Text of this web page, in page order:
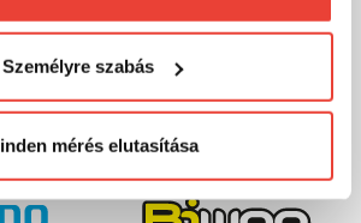
semmilyen formában nem fogunk
a döntésed ezzel kapcsolatban.
Személyre szabás
mérés elutasítása
MÁRKÁINK